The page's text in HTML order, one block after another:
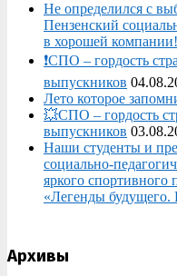
Не определился с
Пензенский
в хорошей
❗СПО – гордость
выпускников
Лето которое
💥СПО – гордость
выпускников
Наши студенты и
яркого
«Легенды
Архивы